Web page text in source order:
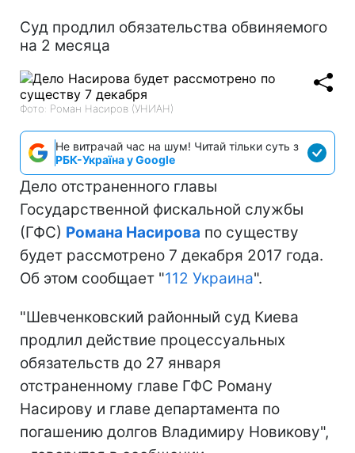
Суд продлил обязательства обвиняемого
на 2 месяца
Фото: Роман Насиров (УНИАН)
Не витрачай час на шум! Читай тільки суть з
РБК-Україна у Google
Дело отстраненного главы
Государственной фискальной службы
(ГФС) Романа Насирова по существу
будет рассмотрено 7 декабря 2017 года.
Об этом сообщает "112 Украина".
"Шевченковский районный суд Киева
продлил действие процессуальных
обязательств до 27 января
отстраненному главе ГФС Роману
Насирову и главе департамента по
погашению долгов Владимиру Новикову",